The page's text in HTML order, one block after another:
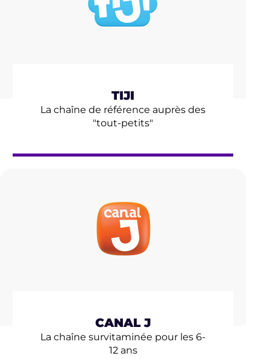
TIJI
La chaîne de référence auprès des
"tout-petits"
CANAL J
La chaîne survitaminée pour les 6-
12 ans